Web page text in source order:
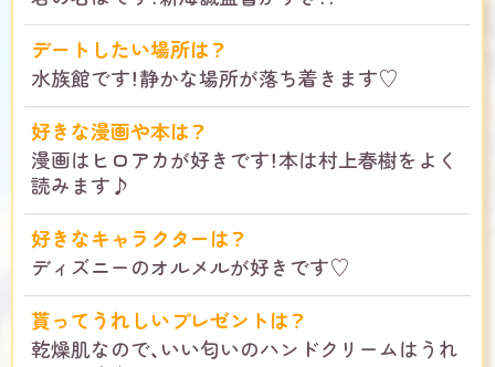
デートしたい場所は？
水族館です！静かな場所が落ち着きます♡
好きな漫画や本は？
漫画はヒロアカが好きです！本は村上春樹をよく
読みます♪
好きなキャラクターは？
ディズニーのオルメルが好きです♡
貰ってうれしいプレゼントは？
乾燥肌なので、いい匂いのハンドクリームはうれ